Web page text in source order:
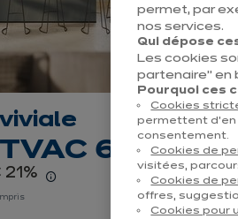
6%
En savoir plus -
permet, par
nos services.
Qui dépose
Les cookies
partenaire" en
Pourquoi ces
Cookies
permettent
consentement.
Cookies de
visitées,
Cookies de
offres,
Cookies pour